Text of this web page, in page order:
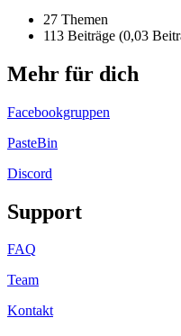
27 Themen
113 Beiträge (0,03
Mehr für dich
Facebookgruppen
PasteBin
Discord
Support
FAQ
Team
Kontakt